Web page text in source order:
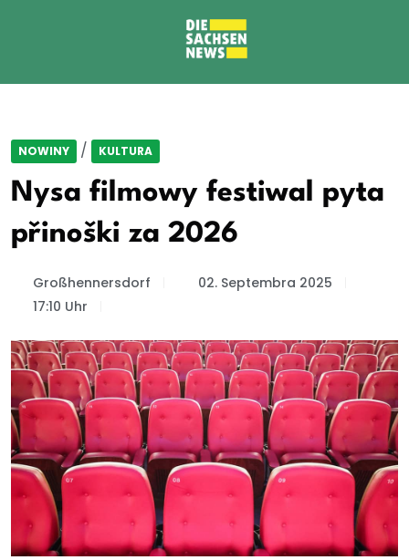
NOWINY / KULTURA
Nysa filmowy festiwal pyta
přinoški za 2026
Großhennersdorf
02. Septembra 2025
17:10 Uhr